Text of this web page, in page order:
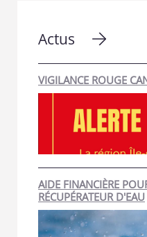
Actus
VIGILANCE ROUGE
AIDE FINANCIÈRE
RÉCUPÉRATEUR D'EAU